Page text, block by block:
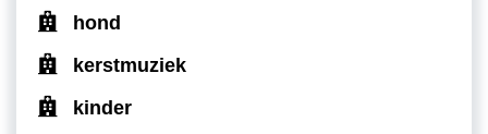
hond
kerstmuziek
kinder